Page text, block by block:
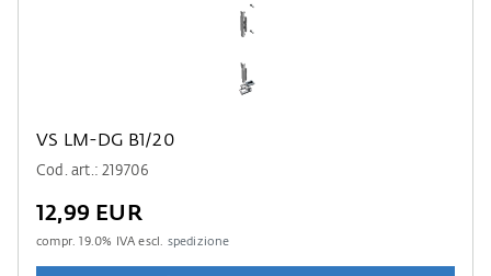
VS LM-DG B1/20
Cod. art.: 219706
12,99 EUR
compr.19.0% IVA escl. spedizione